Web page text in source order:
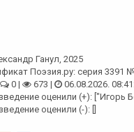
Ганул, 2025
Поэзия.ру: серия 3391
0 | 673 |
06.08.2026.
оценили (+): ["Игорь
оценили (-): []